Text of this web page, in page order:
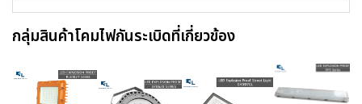
กลุ่มสินค้าโคมไฟกันระเบิดที่เกี่ยวข้อง